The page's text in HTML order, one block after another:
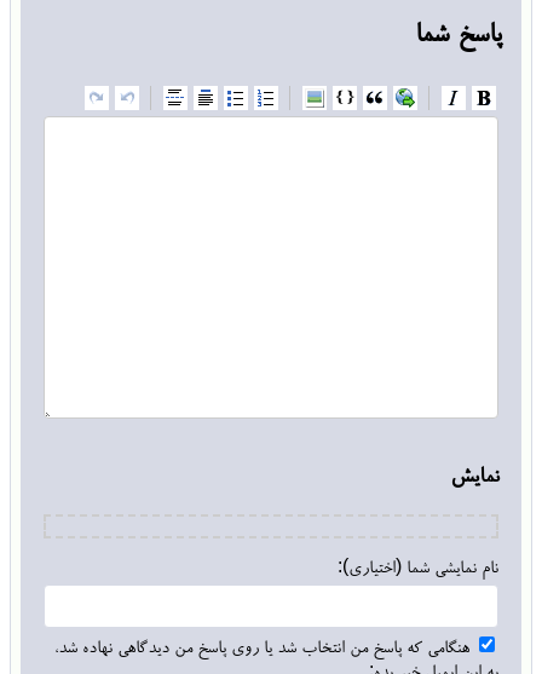
پاسخ شما
نمایش
نام نمایشی شما (اختیاری):
هنگامی که پاسخ من انتخاب شد یا روی پاسخ من دیدگاهی نهاده شد،